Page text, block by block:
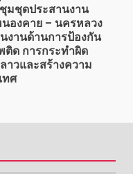
มชุดประสานงาน
องคาย – นครหลวง
งานด้านการป้องกัน
ติด การกระทำผิด
าวและสร้างความ
ทศ